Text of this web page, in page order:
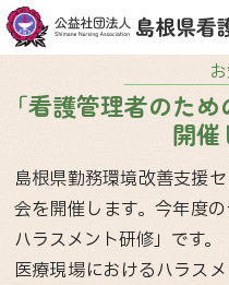
「看護管理者のた
開催
島根県勤務環境改善支援
会を開催します。今年度
ハラスメント研修」です。
医療現場におけるハラス